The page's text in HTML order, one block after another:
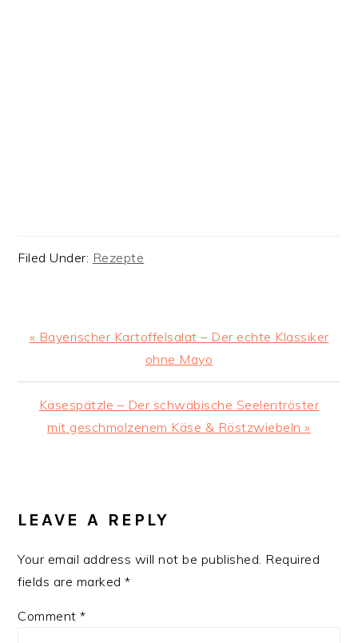
Filed Under: Rezepte
Previous
« Bayerischer Kartoffelsalat – Der echte Klassiker
ohne Mayo
Next
Post:
Käsespätzle – Der schwäbische Seelentröster
mit geschmolzenem Käse & Röstzwiebeln »
INTERACTIONS
LEAVE A REPLY
Your email address will not be published. Required
fields are marked*
Comment*